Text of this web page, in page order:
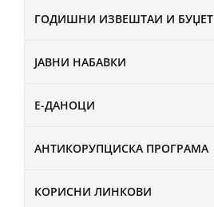
ГОДИШНИ ИЗВЕШТАИ И БУЏЕТ
ЈАВНИ НАБАВКИ
Е-ДАНОЦИ
АНТИКОРУПЦИСКА ПРОГРАМА
КОРИСНИ ЛИНКОВИ